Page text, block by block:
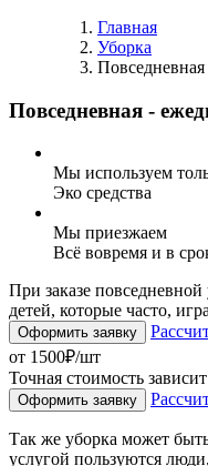
Главная
Уборка
Повседневная -
Мы используем
Эко средства
Мы приезжаем
Всё вовремя и в
При заказе
детей, которые часто,
Оформить заявку
от 1500₽/шт
Точная стоимость
Оформить заявку
Так же уборка может
услугой пользуются